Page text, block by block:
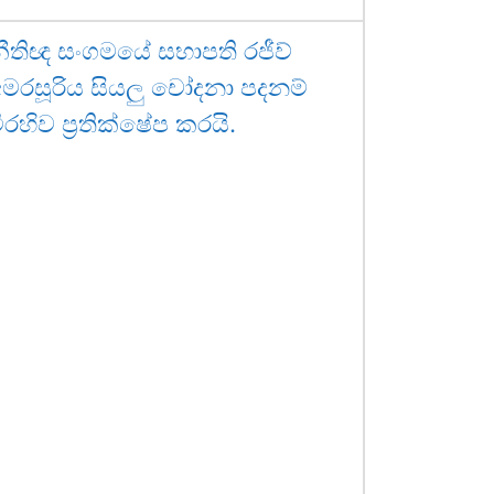
සංගමයේ සභාපති රජීව්
සියලු චෝදනා පදනම්
ප්‍රතික්ෂේප කරයි.